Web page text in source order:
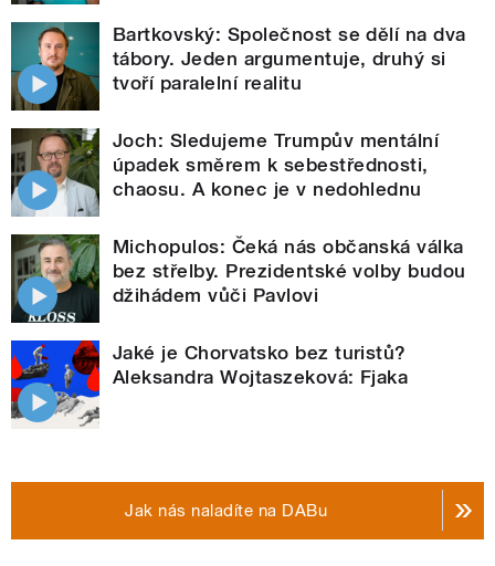
Bartkovský: Společnost se dělí na dva
tábory. Jeden argumentuje, druhý si
tvoří paralelní realitu
Joch: Sledujeme Trumpův mentální
úpadek směrem k sebestřednosti,
chaosu. A konec je v nedohlednu
Michopulos: Čeká nás občanská válka
bez střelby. Prezidentské volby budou
džihádem vůči Pavlovi
Jaké je Chorvatsko bez turistů?
Aleksandra Wojtaszeková: Fjaka
Jak nás naladíte na DABu